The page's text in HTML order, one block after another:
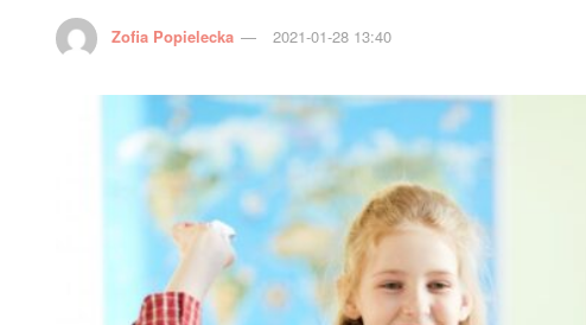
Zofia Popielecka 2021-01-28 13:40